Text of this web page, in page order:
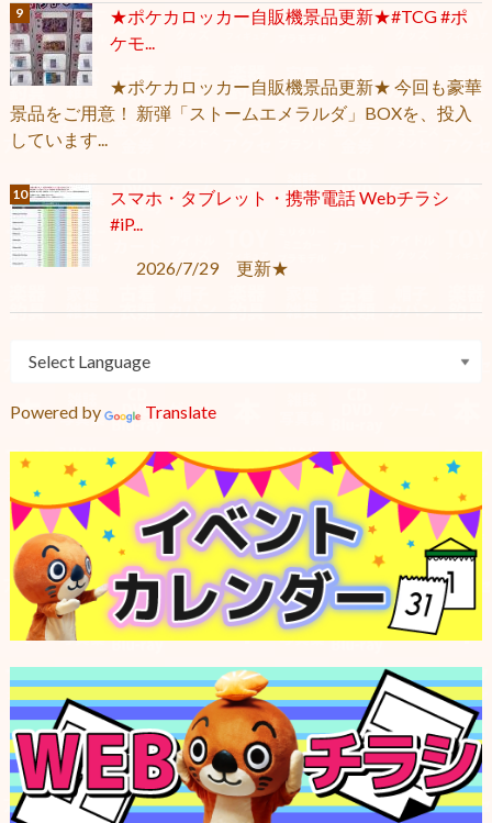
★ポケカロッカー自販機景品更新★#TCG #ポ
ケモ...
★ポケカロッカー自販機景品更新★ 今回も豪華
景品をご用意！ 新弾「ストームエメラルダ」BOXを、投入
しています...
スマホ・タブレット・携帯電話 Webチラシ
#iP...
2026/7/29 更新★
Powered by Translate